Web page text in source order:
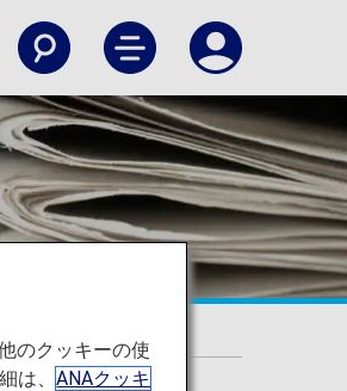
のクッキーの使
は、ANAクッキ